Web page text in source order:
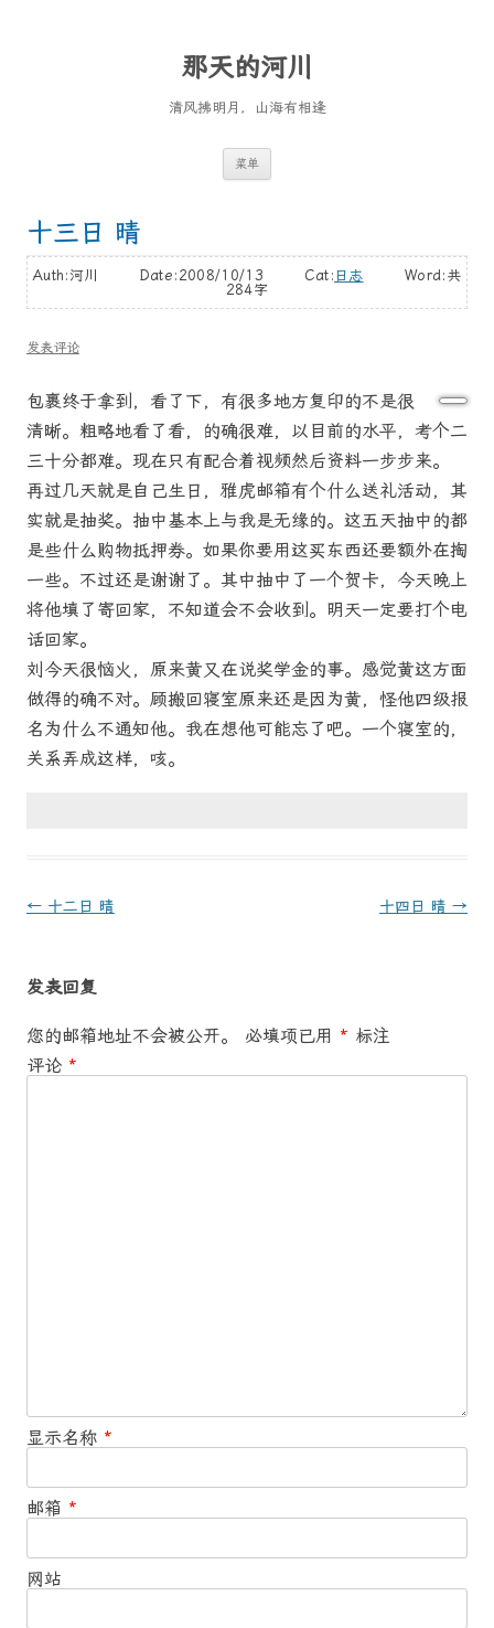
那天的河川
清风拂明月，山海有相逢
菜单
十三日 晴
Auth:河川 Date:2008/10/13 Cat: 日志 Word: 共
284字
发表评论
包裹终于拿到，看了下，有很多地方复印的不是很
清晰。粗略地看了看，的确很难，以目前的水平，考个二
三十分都难。现在只有配合着视频然后资料一步步来。
再过几天就是自己生日，雅虎邮箱有个什么送礼活动，其
实就是抽奖。抽中基本上与我是无缘的。这五天抽中的都
是些什么购物抵押券。如果你要用这买东西还要额外在掏
一些。不过还是谢谢了。其中抽中了一个贺卡，今天晚上
将他填了寄回家，不知道会不会收到。明天一定要打个电
话回家。
刘今天很恼火，原来黄又在说奖学金的事。感觉黄这方面
做得的确不对。顾搬回寝室原来还是因为黄，怪他四级报
名为什么不通知他。我在想他可能忘了吧。一个寝室的，
关系弄成这样，咳。
文
航
← 十二日 晴 十四日 晴 →
发表回复
您的邮箱地址不会被公开。 必填项已用 * 标注
评论 *
显示名称 *
邮箱 *
网站